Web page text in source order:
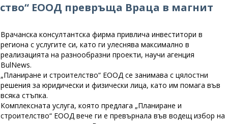
ЕООД превръща Враца в магнит
Врачанска консултантска фирма привлича инвеститори в
региона с услугите си, като ги улеснява максимално в
реализацията на разнообразни проекти, научи агенция
BulNews.
„Планиране и строителство“ ЕООД се занимава с цялостни
решения за юридически и физически лица, като им помага във
всяка стъпка.
Комплексната услуга, която предлага „Планиране и
строителство“ ЕООД вече ги е превърнала във водещ избор на